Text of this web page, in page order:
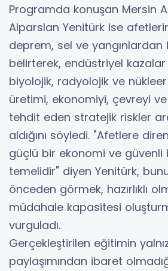
Programda konuşan Mersin
Alparslan Yenitürk ise
deprem, sel ve yangınlardan
belirterek, endüstriyel
biyolojik, radyolojik ve
üretimi, ekonomiyi, çevreyi ve
tehdit eden stratejik riskler
aldığını söyledi. "Afetlere
güçlü bir ekonomi ve güvenli
temelidir" diyen Yenitürk,
önceden görmek, hazırlıklı
müdahale kapasitesi
vurguladı.
Gerçekleştirilen eğitimin
paylaşımından ibaret